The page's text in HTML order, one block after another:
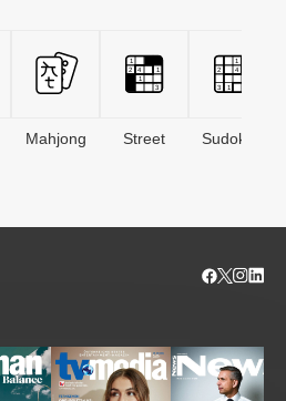
Mahjong Street Sudoken